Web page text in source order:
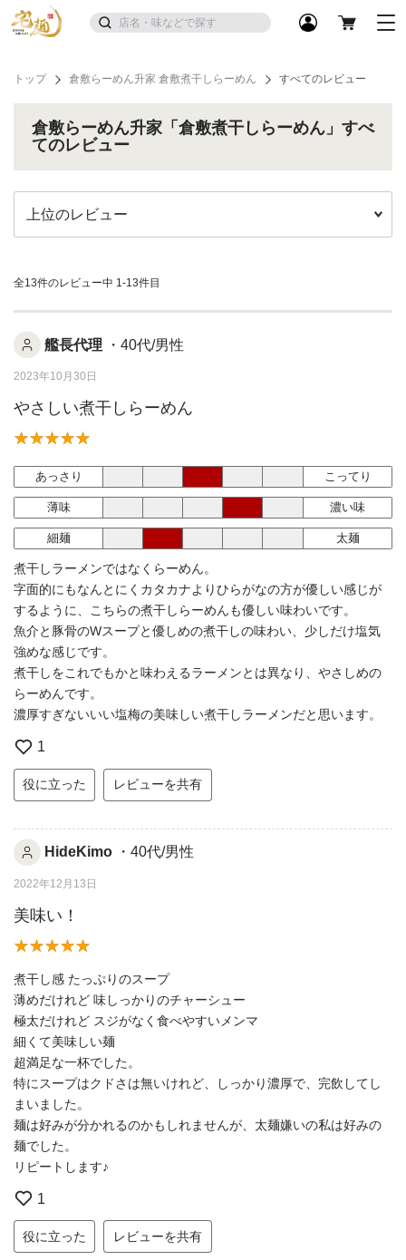
トップ 倉敷らーめん升家 倉敷煮干しらーめん すべてのレビュー
倉敷らーめん升家「倉敷煮干しらーめん」すべ
てのレビュー
全13件のレビュー中 1-13件目
艦長代理 ・40代/男性
2023年10月30日
やさしい煮干しらーめん
あっさり こってり
薄味 濃い味
細麺 太麺
煮干しラーメンではなくらーめん。
字面的にもなんとにくカタカナよりひらがなの方が優しい感じが
するように、こちらの煮干しらーめんも優しい味わいです。
魚介と豚骨のWスープと優しめの煮干しの味わい、少しだけ塩気
強めな感じです。
煮干しをこれでもかと味わえるラーメンとは異なり、やさしめの
らーめんです。
濃厚すぎないいい塩梅の美味しい煮干しラーメンだと思います。
1
役に立った レビューを共有
HideKimo ・40代/男性
2022年12月13日
美味い！
煮干し感 たっぷりのスープ
薄めだけれど 味しっかりのチャーシュー
極太だけれど スジがなく食べやすいメンマ
細くて美味しい麺
超満足な一杯でした。
特にスープはクドさは無いけれど、しっかり濃厚で、完飲してし
まいました。
麺は好みが分かれるのかもしれませんが、太麺嫌いの私は好みの
麺でした。
リピートします♪
1
役に立った レビューを共有